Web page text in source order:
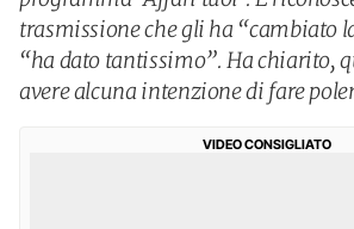
trasmissione che gli ha “cambiato
“ha dato tantissimo”. Ha chiarito,
avere alcuna intenzione di fare
VIDEO CONSIGLIATO